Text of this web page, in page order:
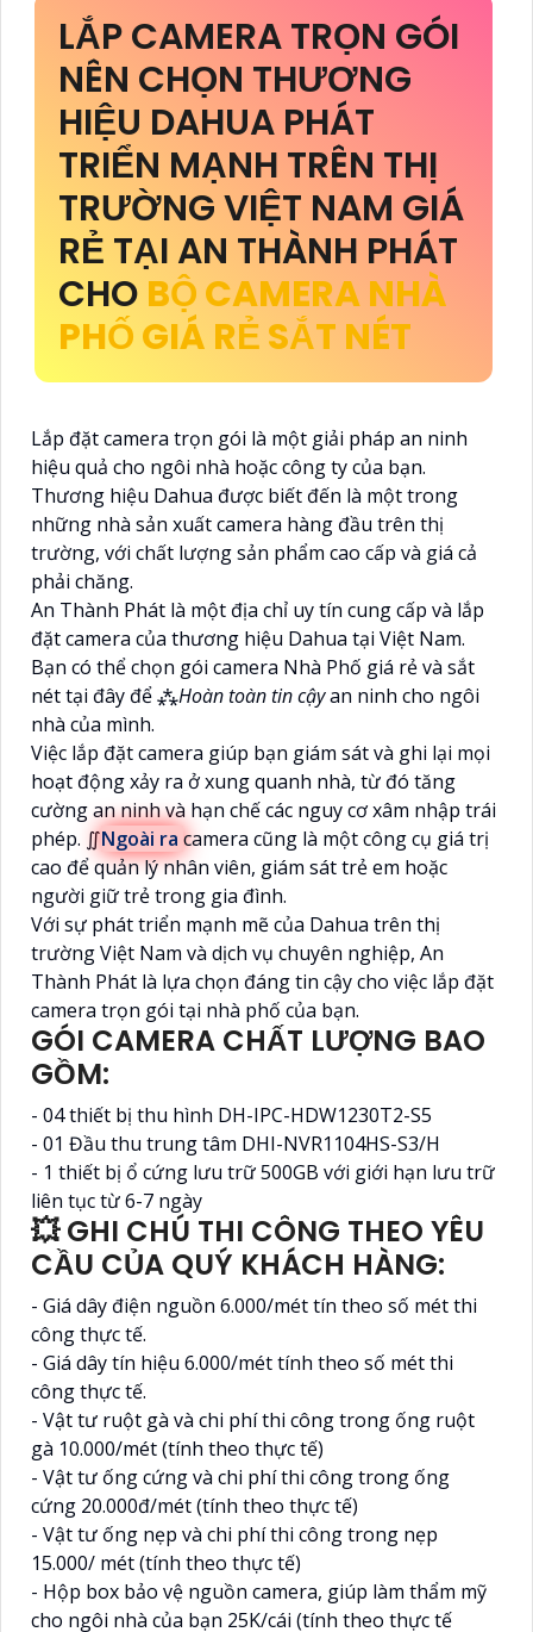
LẮP CAMERA TRỌN GÓI
NÊN CHỌN THƯƠNG
HIỆU DAHUA PHÁT
TRIỂN MẠNH TRÊN THỊ
TRƯỜNG VIỆT NAM GIÁ
RẺ TẠI AN THÀNH PHÁT
CHO BỘ CAMERA NHÀ
PHỐ GIÁ RẺ SẮT NÉT
Lắp đặt camera trọn gói là một giải pháp an ninh
hiệu quả cho ngôi nhà hoặc công ty của bạn.
Thương hiệu Dahua được biết đến là một trong
những nhà sản xuất camera hàng đầu trên thị
trường, với chất lượng sản phẩm cao cấp và giá cả
phải chăng.
An Thành Phát là một địa chỉ uy tín cung cấp và lắp
đặt camera của thương hiệu Dahua tại Việt Nam.
Bạn có thể chọn gói camera Nhà Phố giá rẻ và sắt
nét tại đây để ⁂Hoàn toàn tin cậyan ninh cho ngôi
nhà của mình.
Việc lắp đặt camera giúp bạn giám sát và ghi lại mọi
hoạt động xảy ra ở xung quanh nhà, từ đó tăng
cường an ninh và hạn chế các nguy cơ xâm nhập trái
phép. ∬Ngoài ra camera cũng là một công cụ giá trị
cao để quản lý nhân viên, giám sát trẻ em hoặc
người giữ trẻ trong gia đình.
Với sự phát triển mạnh mẽ của Dahua trên thị
trường Việt Nam và dịch vụ chuyên nghiệp, An
Thành Phát là lựa chọn đáng tin cậy cho việc lắp đặt
camera trọn gói tại nhà phố của bạn.
GÓI CAMERA CHẤT LƯỢNG BAO
GỒM:
- 04 thiết bị thu hình DH-IPC-HDW1230T2-S5
- 01 Đầu thu trung tâm DHI-NVR1104HS-S3/H
- 1 thiết bị ổ cứng lưu trữ 500GB với giới hạn lưu trữ
liên tục từ 6-7 ngày
💥 GHI CHÚ THI CÔNG THEO YÊU
CẦU CỦA QUÝ KHÁCH HÀNG:
- Giá dây điện nguồn 6.000/mét tín theo số mét thi
công thực tế.
- Giá dây tín hiệu 6.000/mét tính theo số mét thi
công thực tế.
- Vật tư ruột gà và chi phí thi công trong ống ruột
gà 10.000/mét (tính theo thực tế)
- Vật tư ống cứng và chi phí thi công trong ống
cứng 20.000đ/mét (tính theo thực tế)
- Vật tư ống nẹp và chi phí thi công trong nẹp
15.000/ mét (tính theo thực tế)
- Hộp box bảo vệ nguồn camera, giúp làm thẩm mỹ
cho ngôi nhà của bạn 25K/cái (tính theo thực tế